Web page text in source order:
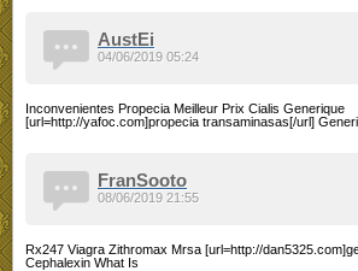
AustEi
Inconvenientes Propecia Meilleur Prix Cialis Generique
[url=http://yafoc.com]propecia transaminasas[/url]
04/06/2019 05:24
FranSooto
Rx247 Viagra Zithromax Mrsa [url=http://
Cephalexin What Is
08/06/2019 21:55